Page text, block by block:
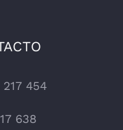
454
638